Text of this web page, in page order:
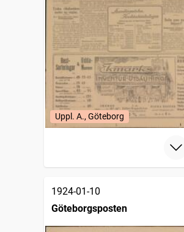
Uppl. A., Göteborg
1924-01-10
Göteborgsposten